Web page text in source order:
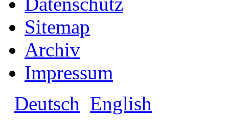
Sitemap
Archiv
Impressum
Deutsch English